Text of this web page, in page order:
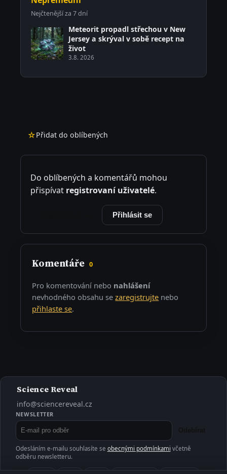
Nejčtenější za 7 dní
Meteorit propadl střechou v New
Jersey a skrýval v sobě recept na
život
3.8. 2026
☆Přidat do oblíbených
Do oblíbených a komentářů mohou
přispívat registrovaní uživatelé.
Přihlásit se
Komentáře 0
Pro komentování nebo nahlášení
nevhodného obsahu sezaregistrujte nebo
přihlaste se.
Science Reveal
info@sciencereveal.cz
NEWSLETTER
Odesláním e-mailu souhlasíte se obecnými podmínkami včetně
odběru newsletteru.